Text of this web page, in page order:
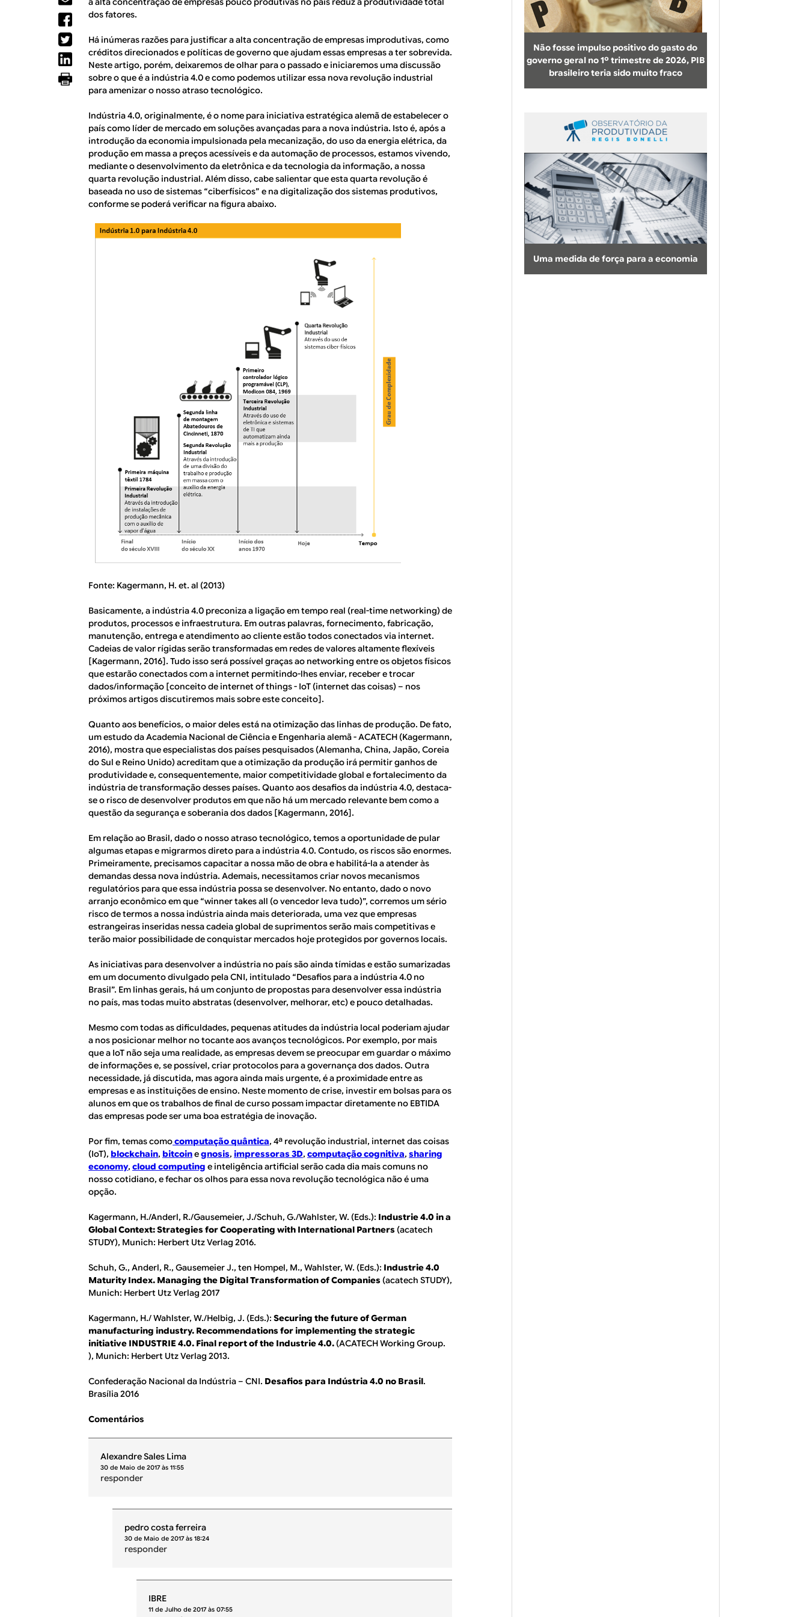
b
u
s
c
a
a
l
dos fatores.
Há inúmeras razões para justificar a alta concentração de empresas improdutivas, como
créditos direcionados e políticas de governo que ajudam essas empresas a ter sobrevida.
Neste artigo, porém, deixaremos de olhar para o passado e iniciaremos uma discussão
sobre o que é a indústria 4.0 e como podemos utilizar essa nova revolução industrial
para amenizar o nosso atraso tecnológico.
Indústria 4.0, originalmente, é o nome para iniciativa estratégica alemã de estabelecer o
país como líder de mercado em soluções avançadas para a nova indústria. Isto é, após a
introdução da economia impulsionada pela mecanização, do uso da energia elétrica, da
produção em massa a preços acessíveis e da automação de processos, estamos vivendo,
mediante o desenvolvimento da eletrônica e da tecnologia da informação, a nossa
quarta revolução industrial. Além disso, cabe salientar que esta quarta revolução é
baseada no uso de sistemas “ciberfísicos” e na digitalização dos sistemas produtivos,
conforme se poderá verificar na figura abaixo.
Fonte: Kagermann, H. et. al (2013)
Basicamente, a indústria 4.0 preconiza a ligação em tempo real (real-time networking) de
produtos, processos e infraestrutura. Em outras palavras, fornecimento, fabricação,
manutenção, entrega e atendimento ao cliente estão todos conectados via internet.
Cadeias de valor rígidas serão transformadas em redes de valores altamente flexíveis
[Kagermann, 2016]. Tudo isso será possível graças ao networking entre os objetos físicos
que estarão conectados com a internet permitindo-lhes enviar, receber e trocar
dados/informação [conceito de internet of things - IoT (internet das coisas) – nos
próximos artigos discutiremos mais sobre este conceito].
Quanto aos benefícios, o maior deles está na otimização das linhas de produção. De fato,
um estudo da Academia Nacional de Ciência e Engenharia alemã - ACATECH (Kagermann,
2016), mostra que especialistas dos países pesquisados (Alemanha, China, Japão, Coreia
do Sul e Reino Unido) acreditam que a otimização da produção irá permitir ganhos de
produtividade e, consequentemente, maior competitividade global e fortalecimento da
indústria de transformação desses países. Quanto aos desafios da indústria 4.0, destaca-
se o risco de desenvolver produtos em que não há um mercado relevante bem como a
questão da segurança e soberania dos dados [Kagermann, 2016].
Em relação ao Brasil, dado o nosso atraso tecnológico, temos a oportunidade de pular
algumas etapas e migrarmos direto para a indústria 4.0. Contudo, os riscos são enormes.
Primeiramente, precisamos capacitar a nossa mão de obra e habilitá-la a atender às
demandas dessa nova indústria. Ademais, necessitamos criar novos mecanismos
regulatórios para que essa indústria possa se desenvolver. No entanto, dado o novo
arranjo econômico em que “winner takes all (o vencedor leva tudo)”, corremos um sério
risco de termos a nossa indústria ainda mais deteriorada, uma vez que empresas
estrangeiras inseridas nessa cadeia global de suprimentos serão mais competitivas e
terão maior possibilidade de conquistar mercados hoje protegidos por governos locais.
As iniciativas para desenvolver a indústria no país são ainda tímidas e estão sumarizadas
em um documento divulgado pela CNI, intitulado “Desafios para a indústria 4.0 no
Brasil”. Em linhas gerais, há um conjunto de propostas para desenvolver essa indústria
no país, mas todas muito abstratas (desenvolver, melhorar, etc) e pouco detalhadas.
Mesmo com todas as dificuldades, pequenas atitudes da indústria local poderiam ajudar
a nos posicionar melhor no tocante aos avanços tecnológicos. Por exemplo, por mais
que a IoT não seja uma realidade, as empresas devem se preocupar em guardar o máximo
de informações e, se possível, criar protocolos para a governança dos dados. Outra
necessidade, já discutida, mas agora ainda mais urgente, é a proximidade entre as
empresas e as instituições de ensino. Neste momento de crise, investir em bolsas para os
alunos em que os trabalhos de final de curso possam impactar diretamente no EBTIDA
das empresas pode ser uma boa estratégia de inovação.
Por fim, temas comocomputação quântica, 4ª revolução industrial, internet das coisas
(IoT), blockchain, bitcoinegnosis, impressoras 3D, computação cognitiva, sharing
economy, cloud computing e inteligência artificial serão cada dia mais comuns no
nosso cotidiano, e fechar os olhos para essa nova revolução tecnológica não é uma
opção.
Kagermann, H./Anderl, R./Gausemeier, J./Schuh, G./Wahlster, W. (Eds.): Industrie 4.0 in a
Global Context: Strategies for Cooperating with International Partners (acatech
STUDY), Munich: Herbert Utz Verlag 2016.
Schuh, G., Anderl, R., Gausemeier J., ten Hompel, M., Wahlster, W. (Eds.): Industrie 4.0
Maturity Index. Managing the Digital Transformation of Companies (acatech STUDY),
Munich: Herbert Utz Verlag 2017
Kagermann, H./ Wahlster, W./Helbig, J. (Eds.): Securing the future of German
manufacturing industry. Recommendations for implementing the strategic
initiative INDUSTRIE 4.0. Final report of the Industrie 4.0.(ACATECH Working Group.
), Munich: Herbert Utz Verlag 2013.
Confederação Nacional da Indústria – CNI. Desafios para Indústria 4.0 no Brasil.
Brasília 2016
Comentários
Alexandre Sales Lima
30 de Maio de 2017 às 11:55
responder
pedro costa ferreira
30 de Maio de 2017 às 18:24
responder
IBRE
11 de Julho de 2017 às 07:55
Não fosse impulso positivo do gasto do
governo geral no 1º trimestre de 2026, PIB
brasileiro teria sido muito fraco
Uma medida de força para a economia